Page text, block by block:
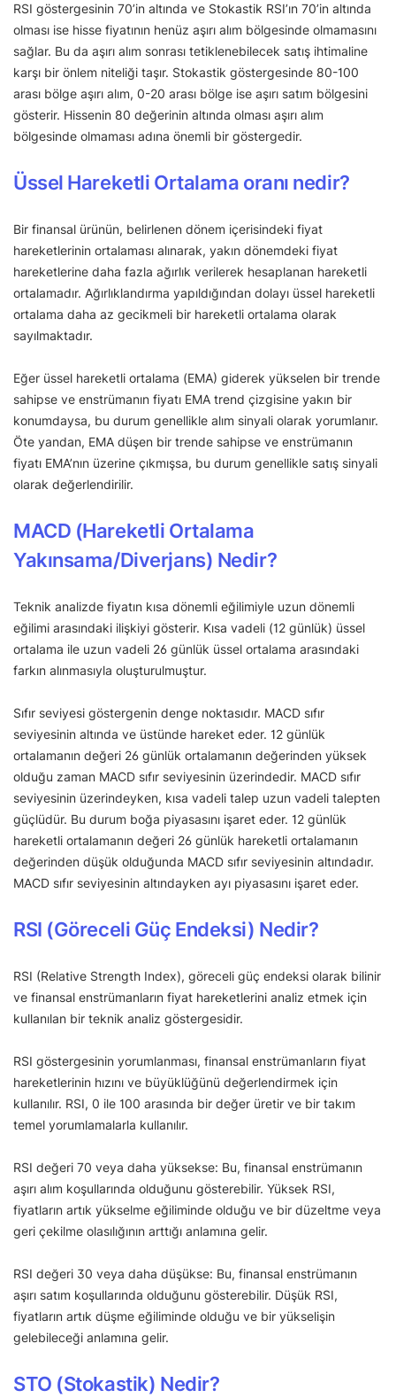
RSI göstergesinin 70’in altında ve Stokastik RSI’ın 70’in altında
olması ise hisse fiyatının henüz aşırı alım bölgesinde olmamasını
sağlar. Bu da aşırı alım sonrası tetiklenebilecek satış ihtimaline
karşı bir önlem niteliği taşır. Stokastik göstergesinde 80-100
arası bölge aşırı alım, 0-20 arası bölge ise aşırı satım bölgesini
gösterir. Hissenin 80 değerinin altında olması aşırı alım
bölgesinde olmaması adına önemli bir göstergedir.
Üssel Hareketli Ortalama oranı nedir?
Bir finansal ürünün, belirlenen dönem içerisindeki fiyat
hareketlerinin ortalaması alınarak, yakın dönemdeki fiyat
hareketlerine daha fazla ağırlık verilerek hesaplanan hareketli
ortalamadır. Ağırlıklandırma yapıldığından dolayı üssel hareketli
ortalama daha az gecikmeli bir hareketli ortalama olarak
sayılmaktadır.
Eğer üssel hareketli ortalama (EMA) giderek yükselen bir trende
sahipse ve enstrümanın fiyatı EMA trend çizgisine yakın bir
konumdaysa, bu durum genellikle alım sinyali olarak yorumlanır.
Öte yandan, EMA düşen bir trende sahipse ve enstrümanın
fiyatı EMA’nın üzerine çıkmışsa, bu durum genellikle satış sinyali
olarak değerlendirilir.
MACD (Hareketli Ortalama
Yakınsama/Diverjans) Nedir?
Teknik analizde fiyatın kısa dönemli eğilimiyle uzun dönemli
eğilimi arasındaki ilişkiyi gösterir. Kısa vadeli (12 günlük) üssel
ortalama ile uzun vadeli 26 günlük üssel ortalama arasındaki
farkın alınmasıyla oluşturulmuştur.
Sıfır seviyesi göstergenin denge noktasıdır. MACD sıfır
seviyesinin altında ve üstünde hareket eder. 12 günlük
ortalamanın değeri 26 günlük ortalamanın değerinden yüksek
olduğu zaman MACD sıfır seviyesinin üzerindedir. MACD sıfır
seviyesinin üzerindeyken, kısa vadeli talep uzun vadeli talepten
güçlüdür. Bu durum boğa piyasasını işaret eder. 12 günlük
hareketli ortalamanın değeri 26 günlük hareketli ortalamanın
değerinden düşük olduğunda MACD sıfır seviyesinin altındadır.
MACD sıfır seviyesinin altındayken ayı piyasasını işaret eder.
RSI (Göreceli Güç Endeksi) Nedir?
RSI (Relative Strength Index), göreceli güç endeksi olarak bilinir
ve finansal enstrümanların fiyat hareketlerini analiz etmek için
kullanılan bir teknik analiz göstergesidir.
RSI göstergesinin yorumlanması, finansal enstrümanların fiyat
hareketlerinin hızını ve büyüklüğünü değerlendirmek için
kullanılır. RSI, 0 ile 100 arasında bir değer üretir ve bir takım
temel yorumlamalarla kullanılır.
RSI değeri 70 veya daha yüksekse: Bu, finansal enstrümanın
aşırı alım koşullarında olduğunu gösterebilir. Yüksek RSI,
fiyatların artık yükselme eğiliminde olduğu ve bir düzeltme veya
geri çekilme olasılığının arttığı anlamına gelir.
RSI değeri 30 veya daha düşükse: Bu, finansal enstrümanın
aşırı satım koşullarında olduğunu gösterebilir. Düşük RSI,
fiyatların artık düşme eğiliminde olduğu ve bir yükselişin
gelebileceği anlamına gelir.
STO (Stokastik) Nedir?